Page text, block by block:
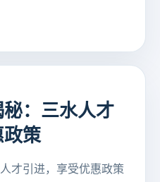
：三水人才
政策
才引进，享受优惠政策